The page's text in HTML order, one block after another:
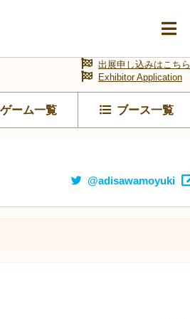
ゲーム一覧 ブース一覧
出展申し込みはこちら
Exhibitor Application
@adisawamoyuki